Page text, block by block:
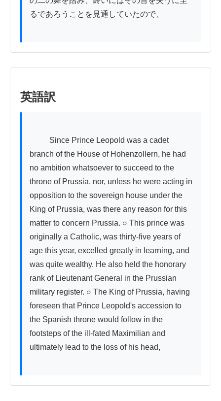
るであろうことを見通していたので、
英語訳
branch of the House of Hohenzollern, he had
no ambition whatsoever to succeed to the
throne of Prussia, nor, unless he were acting in
opposition to the sovereign house under the
King of Prussia, was there any reason for this
matter to concern Prussia. ○ This prince was
originally a Catholic, was thirty-five years of
age this year, excelled greatly in learning, and
was quite wealthy. He also held the honorary
rank of Lieutenant General in the Prussian
military register. ○ The King of Prussia, having
foreseen that Prince Leopold's accession to
the Spanish throne would follow in the
footsteps of the ill-fated Maximilian and
ultimately lead to the loss of his head,